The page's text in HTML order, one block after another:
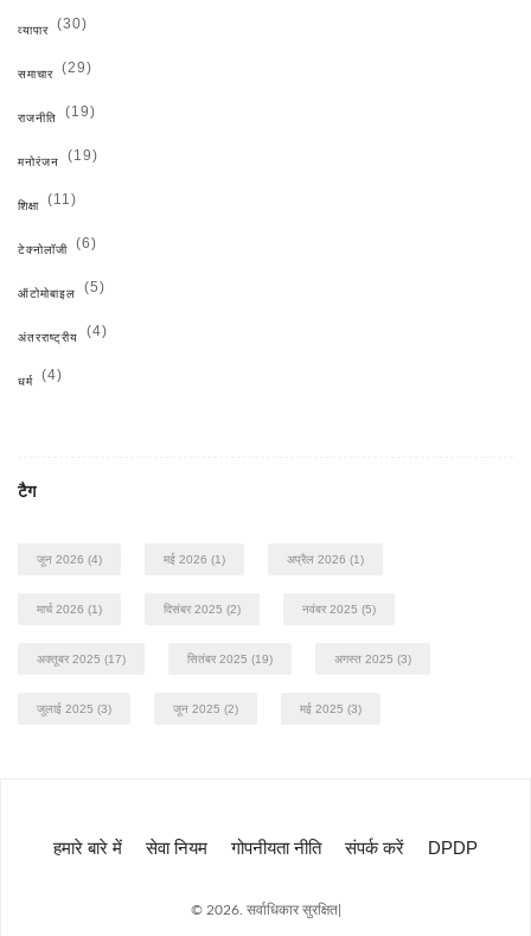
व्यापार (30)
समाचार (29)
राजनीति (19)
मनोरंजन (19)
शिक्षा (11)
टेक्नोलॉजी (6)
ऑटोमोबाइल (5)
अंतरराष्ट्रीय (4)
धर्म (4)
टैग
जून 2026 (4) मई 2026 (1) अप्रैल 2026 (1)
मार्च 2026 (1) दिसंबर 2025 (2) नवंबर 2025 (5)
अक्तूबर 2025 (17) सितंबर 2025 (19) अगस्त 2025 (3)
जुलाई 2025 (3) जून 2025 (2) मई 2025 (3)
हमारे बारे में सेवा नियम गोपनीयता नीति संपर्क करें DPDP
© 2026. सर्वाधिकार सुरक्षित|